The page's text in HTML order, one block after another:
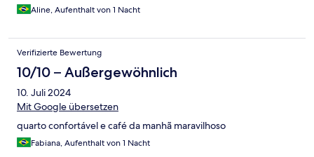
Aline, Aufenthalt von 1 Nacht
Verifizierte Bewertung
10/10 – Außergewöhnlich
10. Juli 2024
Mit Google übersetzen
quarto confortável e café da manhã maravilhoso
Fabiana, Aufenthalt von 1 Nacht